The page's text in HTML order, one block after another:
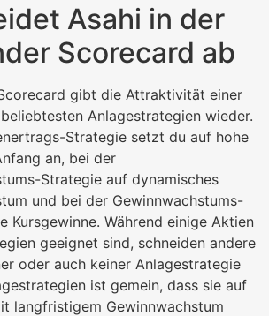
Asahi in der
Scorecard ab
gibt die Attraktivität einer
Anlagestrategien wieder.
Strategie setzt du auf hohe
an, bei der
Strategie auf dynamisches
und bei der Gewinnwachstums-
Kursgewinne. Während einige Aktien
geeignet sind, schneiden andere
oder auch keiner Anlagestrategie
ist gemein, dass sie auf
langfristigem Gewinnwachstum